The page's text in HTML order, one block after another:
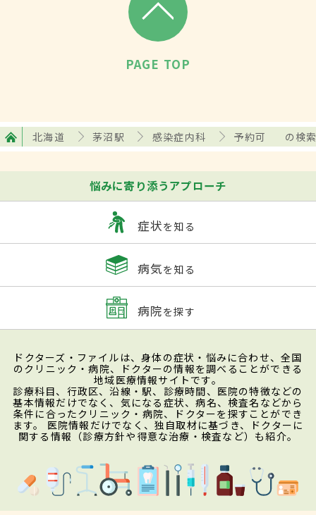
PAGE TOP
北海道 茅沼駅 感染症内科 予約可 の検
悩みに寄り添うアプローチ
症状を知る
病気を知る
病院を探す
ドクターズ・ファイルは、身体の症状・悩みに合わせ、全国
のクリニック・病院、ドクターの情報を調べることができる
地域医療情報サイトです。
診療科目、行政区、沿線・駅、診療時間、医院の特徴などの
基本情報だけでなく、気になる症状、病名、検査名などから
条件に合ったクリニック・病院、ドクターを探すことができ
ます。 医院情報だけでなく、独自取材に基づき、ドクターに
関する情報（診療方針や得意な治療・検査など）も紹介。